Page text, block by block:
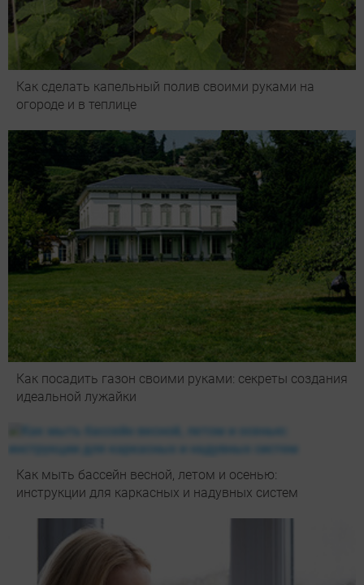
Как сделать капельный полив своими руками на
огороде и в теплице
Как посадить газон своими руками: секреты создания
идеальной лужайки
Как мыть бассейн весной, летом и осенью:
инструкции для каркасных и надувных систем